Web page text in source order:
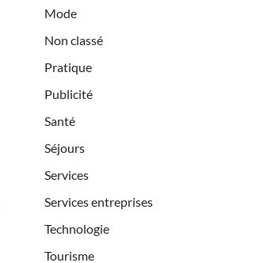
Mode
Non classé
Pratique
Publicité
Santé
Séjours
Services
Services entreprises
Technologie
Tourisme